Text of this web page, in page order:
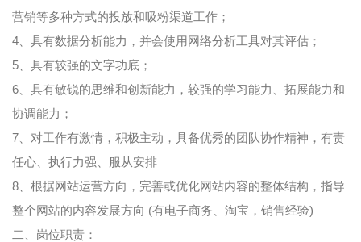
营销等多种方式的投放和吸粉渠道工作；
4、具有数据分析能力，并会使用网络分析工具对其评估；
5、具有较强的文字功底；
6、具有敏锐的思维和创新能力，较强的学习能力、拓展能力和
协调能力；
7、对工作有激情，积极主动，具备优秀的团队协作精神，有责
任心、执行力强、服从安排
8、根据网站运营方向，完善或优化网站内容的整体结构，指导
整个网站的内容发展方向 (有电子商务、淘宝，销售经验)
二、岗位职责：